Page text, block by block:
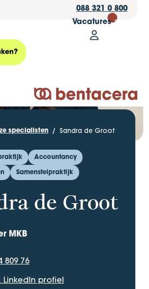
088 321 0 800
Vacatures 30
Mijn
Logo Bentacera
specialisten Sandra de Groot
Accountancy
Samenstelpraktijk
de Groot
MKB
809 76
LinkedIn profiel